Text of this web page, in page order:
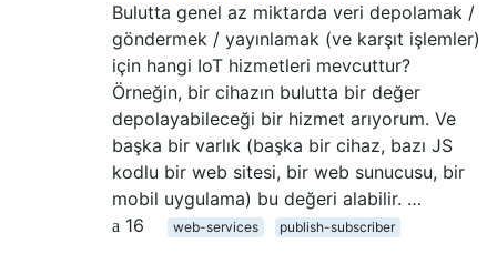
Bulutta genel az miktarda veri depolamak /
göndermek / yayınlamak (ve karşıt işlemler)
için hangi IoT hizmetleri mevcuttur?
Örneğin, bir cihazın bulutta bir değer
depolayabileceği bir hizmet arıyorum. Ve
başka bir varlık (başka bir cihaz, bazı JS
kodlu bir web sitesi, bir web sunucusu, bir
mobil uygulama) bu değeri alabilir. …
16
web-services publish-subscriber